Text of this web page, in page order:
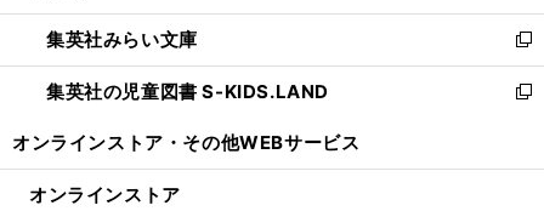
開
く
ウ
で
開
く
ン
ド
ウ
で
ウ
ィ
ン
ド
開
集英社みらい文庫
新
し
い
ン
集英社の児童図書 S-KIDS.LAND
新
ウ
オンラインストア・ その他WEBサービス
オンラインストア